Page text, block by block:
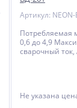
Потребляемая
0,6 до 4,9
сварочный ток,
Не указана